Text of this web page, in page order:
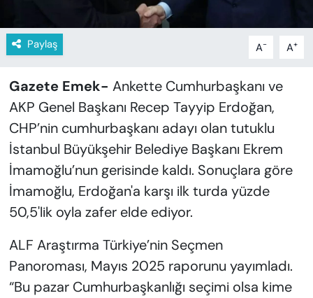
Paylaş A- A+
Gazete Emek- Ankette Cumhurbaşkanı ve
AKP Genel Başkanı Recep Tayyip Erdoğan,
CHP’nin cumhurbaşkanı adayı olan tutuklu
İstanbul Büyükşehir Belediye Başkanı Ekrem
İmamoğlu’nun gerisinde kaldı. Sonuçlara göre
İmamoğlu, Erdoğan'a karşı ilk turda yüzde
50,5'lik oyla zafer elde ediyor.
ALF Araştırma Türkiye’nin Seçmen
Panoroması, Mayıs 2025 raporunu yayımladı.
“Bu pazar Cumhurbaşkanlığı seçimi olsa kime
YAZAR KÖŞESİ
SİYASET
VAN VE DİYARBAKIR HABERLERİ